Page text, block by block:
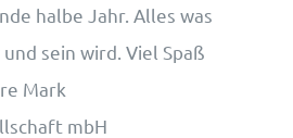
halbe Jahr. Alles was
sein wird. Viel Spaß
Mark
mbH